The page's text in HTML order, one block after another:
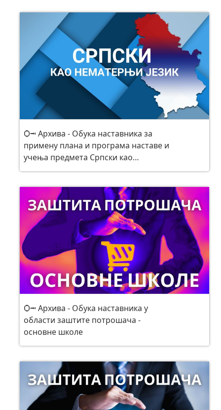
Ѻ⭲ Архива - Обука наставника за
примену плана и програма наставе и
учења предмета Српски као
нематерњи језик
Ѻ⭲ Архива - Обука наставника у
области заштите потрошача -
основне школе